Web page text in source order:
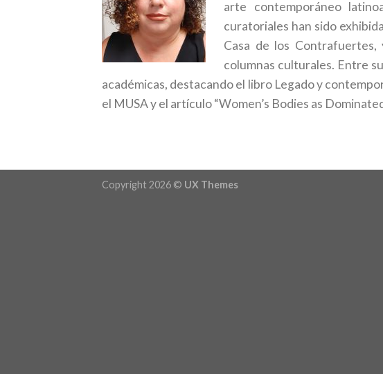
arte contemporáneo
curatoriales han sido
Casa de los
columnas culturales. Entre
académicas, destacando el libro Legado y
el MUSA y el artículo “Women’s Bodies as
Copyright 2026 © UX Themes